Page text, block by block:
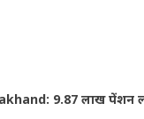
CM धामी ने DBT से